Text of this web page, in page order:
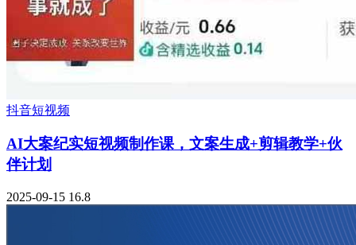
抖音短视频
AI大案纪实短视频制作课，文案生成+剪辑教学+伙
伴计划
2025-09-15 16.8